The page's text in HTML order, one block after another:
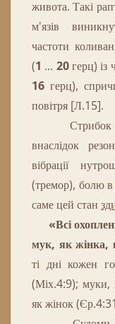
живота. Такі р
м'язів
частоти
(1 ... 20герц) із
16 герц),
повітря [Л.15].
Стрибок
внаслідок
вібрації
(тремор), болю
саме цей стан
«Всі
мук, як жінка,
ті дні кожен
(Міх.4:9); муки,
як жінок